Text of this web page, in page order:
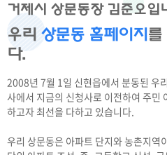
거제시 상문동장 김준오입
우리 상문동 홈페이지 를
다.
2008년 7월 1일 신현읍에서 분동된 우
사에서 지금의 신청사로 이전하여 주민
하고자 최선을 다하고 있습니다.
우리 상문동은 아파트 단지와 농촌지역